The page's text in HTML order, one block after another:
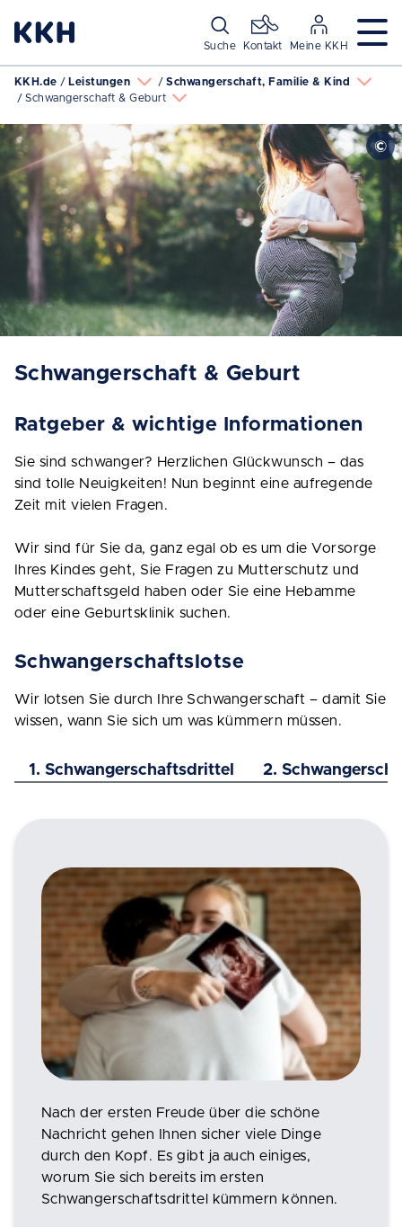
Suche Kontakt Meine KKH
KKH.de Leistungen
Schwangerschaft, Familie & Kind
Schwangerschaft & Geburt
Schwangerschaft & Geburt
Ratgeber & wichtige Informationen
Sie sind schwanger? Herzlichen Glückwunsch – das
sind tolle Neuigkeiten! Nun beginnt eine aufregende
Zeit mit vielen Fragen.
Wir sind für Sie da, ganz egal ob es um die Vorsorge
Ihres Kindes geht, Sie Fragen zu Mutterschutz und
Mutterschaftsgeld haben oder Sie eine Hebamme
oder eine Geburtsklinik suchen.
Schwangerschaftslotse
Wir lotsen Sie durch Ihre Schwangerschaft – damit Sie
wissen, wann Sie sich um was kümmern müssen.
1. Schwangerschaftsdrittel 2.
Nach der ersten Freude über die schöne
Nachricht gehen Ihnen sicher viele Dinge
durch den Kopf. Es gibt ja auch einiges,
worum Sie sich bereits im ersten
Schwangerschaftsdrittel kümmern können.